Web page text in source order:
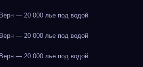
— 20 000 лье под водой
— 20 000 лье под водой
— 20 000 лье под водой